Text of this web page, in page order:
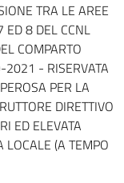
TRA LE AREE
ED 8 DEL CCNL
COMPARTO
2021 - RISERVATA
PER LA
DIRETTIVO
ED ELEVATA
(A TEMPO